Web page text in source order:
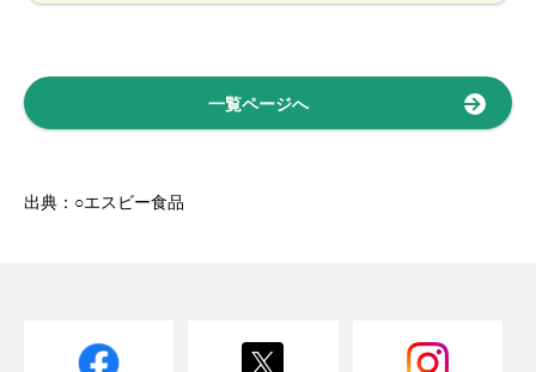
一覧ページへ
出典：○エスビー食品